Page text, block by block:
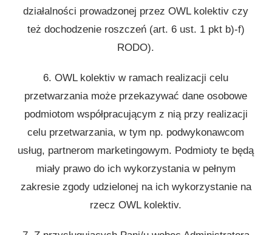
działalności prowadzonej przez OWL kolektiv czy
też dochodzenie roszczeń (art. 6 ust. 1 pkt b)-f)
RODO).
6. OWL kolektiv w ramach realizacji celu
przetwarzania może przekazywać dane osobowe
podmiotom współpracującym z nią przy realizacji
celu przetwarzania, w tym np. podwykonawcom
usług, partnerom marketingowym. Podmioty te będą
miały prawo do ich wykorzystania w pełnym
zakresie zgody udzielonej na ich wykorzystanie na
rzecz OWL kolektiv.